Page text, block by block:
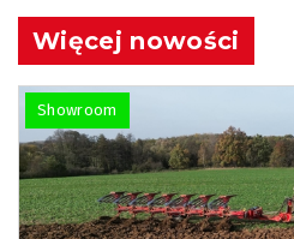
Więcej nowości
Showroom